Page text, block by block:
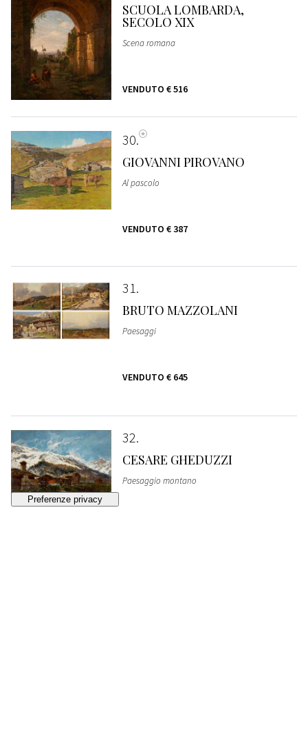
SCUOLA LOMBARDA,
SECOLO XIX
Scena romana
VENDUTO € 516
30
GIOVANNI PIROVANO
Al pascolo
VENDUTO € 387
31
BRUTO MAZZOLANI
Paesaggi
VENDUTO € 645
32
CESARE GHEDUZZI
Paesaggio montano